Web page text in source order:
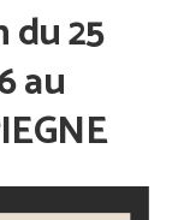
du 25
au